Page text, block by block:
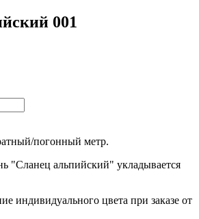
001
погонный метр.
"Сланец альпийский" укладывается
индивидуального цвета при заказе от